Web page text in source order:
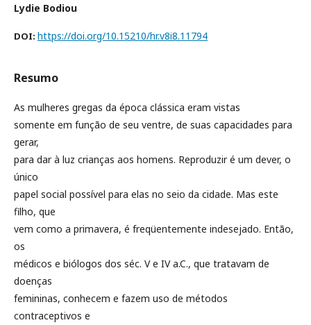
Lydie Bodiou
DOI: https://doi.org/10.15210/hr.v8i8.11794
Resumo
As mulheres gregas da época clássica eram vistas
somente em função de seu ventre, de suas capacidades para
gerar,
para dar à luz crianças aos homens. Reproduzir é um dever, o
único
papel social possível para elas no seio da cidade. Mas este
filho, que
vem como a primavera, é freqüentemente indesejado. Então,
os
médicos e biólogos dos séc. V e IV a.C., que tratavam de
doenças
femininas, conhecem e fazem uso de métodos
contraceptivos e